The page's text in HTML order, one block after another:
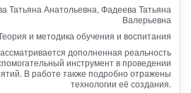
Татьяна Анатольевна, Фадеева Татьяна
Валерьевна
и методика обучения и воспитания
дополненная реальность
инструмент в проведении
В работе также подробно отражены
технологии её создания.